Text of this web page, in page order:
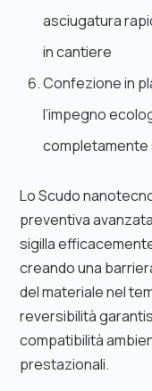
asciugatura
in cantiere
Confezione in
l’impegno
completamente
Lo Scudo
preventiva
sigilla
creando una
del materiale nel
reversibilità
compatibilità
prestazionali.